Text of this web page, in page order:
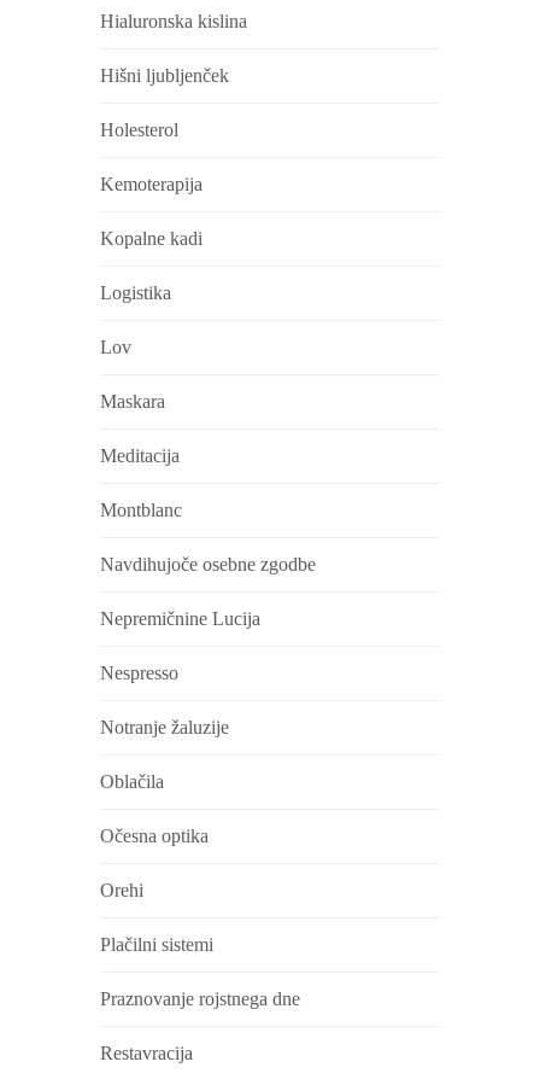
Hialuronska kislina
Hišni ljubljenček
Holesterol
Kemoterapija
Kopalne kadi
Logistika
Lov
Maskara
Meditacija
Montblanc
Navdihujoče osebne zgodbe
Nepremičnine Lucija
Nespresso
Notranje žaluzije
Oblačila
Očesna optika
Orehi
Plačilni sistemi
Praznovanje rojstnega dne
Restavracija